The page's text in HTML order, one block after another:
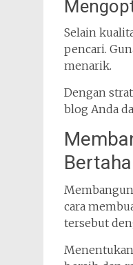
Selain
pencari.
menarik.
Dengan
blog Anda
cara
tersebut